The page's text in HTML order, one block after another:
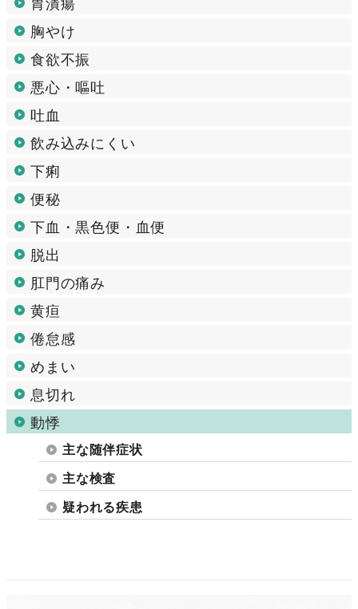
胸やけ
食欲不振
悪心・嘔吐
吐血
飲み込みにくい
下痢
便秘
下血・黒色便・血便
脱出
肛門の痛み
黄疸
倦怠感
めまい
息切れ
動悸
主な随伴症状
主な検査
疑われる疾患